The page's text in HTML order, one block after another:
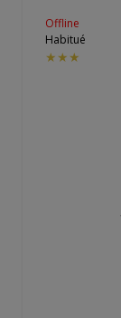
Offline
Habitué
★★★